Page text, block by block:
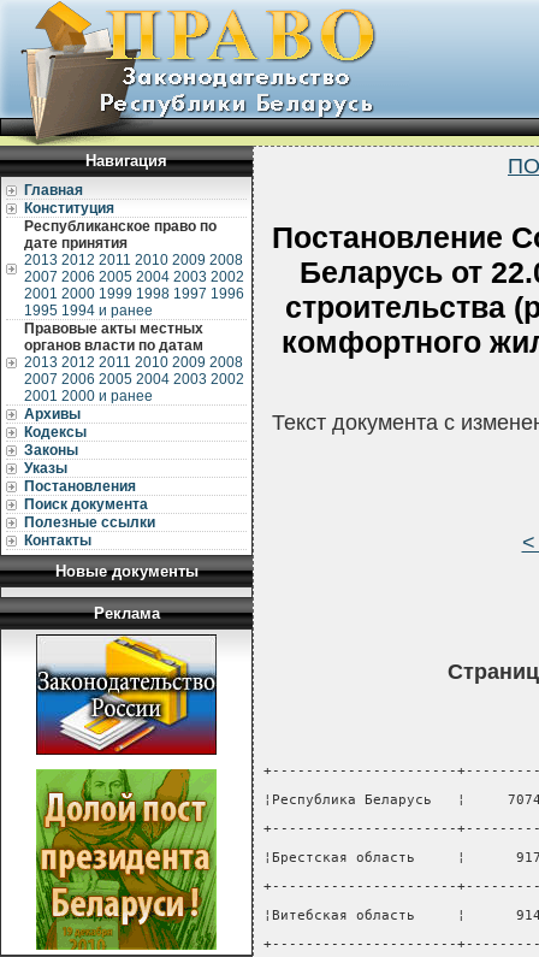
Навигация
Главная
Конституция
Республиканское право по
дате принятия
2013 2012 2011 2010 2009 2008
2007 2006 2005 2004 2003 2002
2001 2000 1999 1998 1997 1996
1995 1994 и ранее
Правовые акты местных
органов власти по датам
2013 2012 2011 2010 2009 2008
2007 2006 2005 2004 2003 2002
2001 2000 и ранее
Архивы
Кодексы
Законы
Указы
Постановления
Поиск документа
Полезные ссылки
Контакты
Новые документы
Реклама
Постановление
Беларусь от
строительства
комфортного
Текст документа с
<
+----------------------
¦Республика Беларусь   ¦
+----------------------
¦Брестская область     ¦
+----------------------
¦Витебская область     ¦
+----------------------